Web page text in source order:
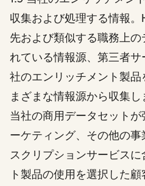
収集および処理する情報
先および類似する職務上
れている情報源、第三者
社のエンリッチメント製
まざまな情報源から収集し
当社の商用データセット
ーケティング、その他の
スクリプションサービス
ト製品の使用を選択した